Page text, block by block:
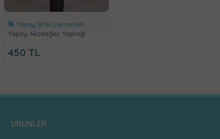
Yapay Bitki Demetleri
Yapay Akçaağaç Yaprağı
450 TL
ÜRÜNLER